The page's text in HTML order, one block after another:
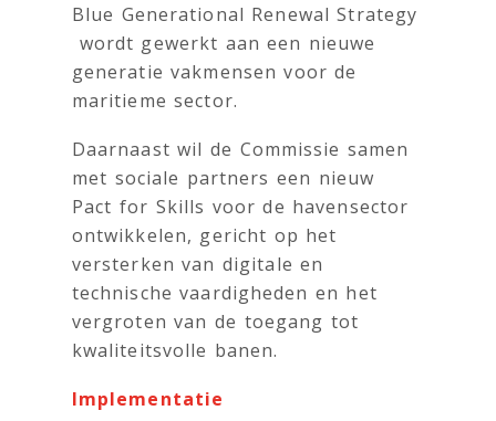
Blue Generational Renewal Strategy
wordt gewerkt aan een nieuwe
generatie vakmensen voor de
maritieme sector.
Daarnaast wil de Commissie samen
met sociale partners een nieuw
Pact for Skills voor de havensector
ontwikkelen, gericht op het
versterken van digitale en
technische vaardigheden en het
vergroten van de toegang tot
kwaliteitsvolle banen.
Implementatie